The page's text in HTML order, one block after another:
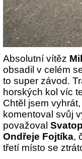
Absolutní vítěz
obsadil v celém
to super závod.
horských kol víc
Chtěl jsem
komentoval svůj
považoval
Ondřeje Fojtíka,
třetí místo se